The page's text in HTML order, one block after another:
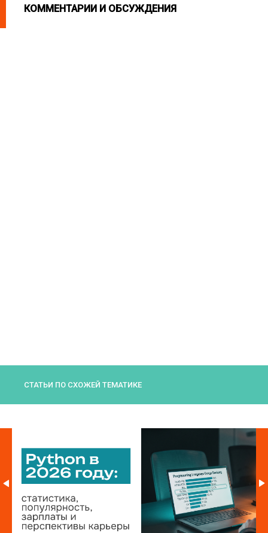
КОММЕНТАРИИ И ОБСУЖДЕНИЯ
СТАТЬИ ПО СХОЖЕЙ ТЕМАТИКЕ